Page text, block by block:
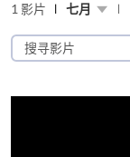
1 影片 七月
搜
寻
片